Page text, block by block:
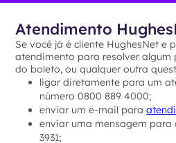
Atendimento
Se você já é cliente HughesNet e
atendimento para resolver algum
do boleto, ou qualquer outra
ligar diretamente para um
número 0800 889 4000;
enviar um e-mail para
enviar uma mensagem para
3931;